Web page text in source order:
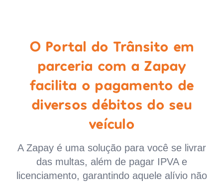
O Portal do Trânsito em
parceria com a Zapay
facilita o pagamento de
diversos débitos do seu
veículo
A Zapay é uma solução para você se livrar
das multas, além de pagar IPVA e
licenciamento, garantindo aquele alívio não